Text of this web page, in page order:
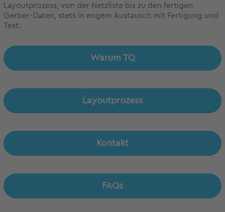
Layoutprozess, von der Netzliste bis zu den fertigen
Gerber-Daten, stets in engem Austausch mit Fertigung und
Test.
Warum TQ
Layoutprozess
Kontakt
FAQs